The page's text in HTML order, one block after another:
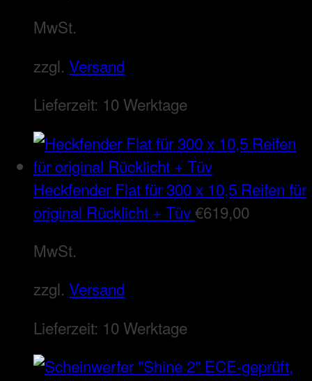
MwSt.
zzgl. Versand
Lieferzeit: 10 Werktage
Heckfender Flat für 300 x 10,5 Reifen für
original Rücklicht + Tüv€619,00
MwSt.
zzgl. Versand
Lieferzeit: 10 Werktage